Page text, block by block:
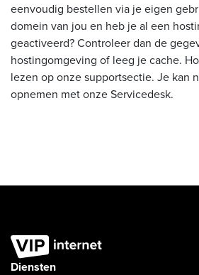
eenvoudig bestellen via je eigen
domein van jou en heb je al een
geactiveerd? Controleer dan de
hostingomgeving of leeg je cache.
lezen op onze supportsectie. Je kan
opnemen met onze Servicedesk.
Diensten